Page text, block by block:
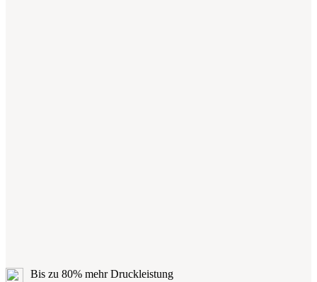
Bis zu 80% mehr Druckleistung